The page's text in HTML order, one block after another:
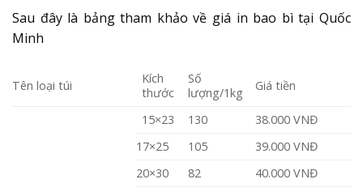
Sau đây là bảng tham khảo về giá in bao bì tại Quốc
Minh
Tên loại túi
Kích
thước
Số
lượng/1kg
Giá tiền
15×23 130
38.000 VNĐ
17×25
105
39.000 VNĐ
20×30
82
40.000 VNĐ